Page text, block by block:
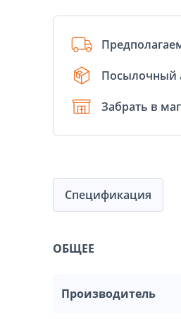
Посылочный
Забрать в
Спецификация
ОБЩЕЕ
Производитель